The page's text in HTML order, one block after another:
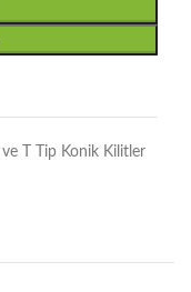
ve T Tip Konik Kilitler